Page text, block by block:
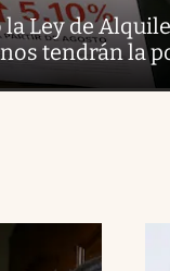
Ley de
tendrán la